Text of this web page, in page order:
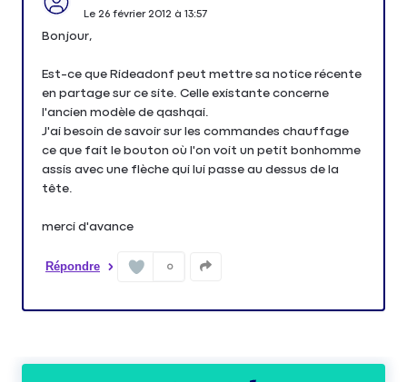
Le 26 février 2012à 13:57
Bonjour,
Est-ce que Rideadonf peut mettre sa notice récente
en partage sur ce site. Celle existante concerne
l'ancien modèle de qashqai.
J'ai besoin de savoir sur les commandes chauffage
ce que fait le bouton où l'on voit un petit bonhomme
assis avec une flèche qui lui passe au dessus de la
tête.
merci d'avance
Répondre 0